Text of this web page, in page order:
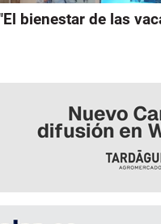
bienestar de las